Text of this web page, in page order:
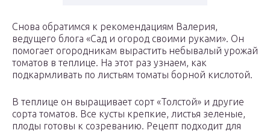
Снова обратимся к рекомендациям Валерия,
ведущего блога «Сад и огород своими руками». Он
помогает огородникам вырастить небывалый урожай
томатов в теплице. На этот раз узнаем, как
подкармливать по листьям томаты борной кислотой.
В теплице он выращивает сорт «Толстой» и другие
сорта томатов. Все кусты крепкие, листья зеленые,
плоды готовы к созреванию. Рецепт подходит для